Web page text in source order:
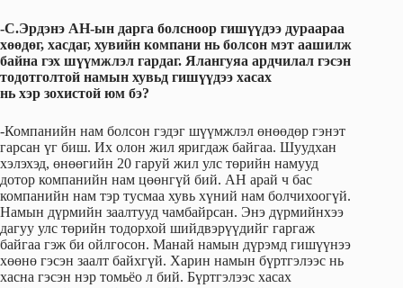
-С.Эрдэнэ АН-ын дарга болсноор гишүүдээ дураараа
хөөдөг, хасдаг, хувийн компани нь болсон мэт аашилж
байна гэх шүүмжлэл гардаг. Ялангуяа ардчилал гэсэн
тодотголтой намын хувьд гишүүдээ хасах
нь хэр зохистой юм бэ?
-Компанийн нам болсон гэдэг шүүмжлэл өнөөдөр гэнэт
гарсан үг биш. Их олон жил яригдаж байгаа. Шуудхан
хэлэхэд, өнөөгийн 20 гаруй жил улс төрийн намууд
дотор компанийн нам цөөнгүй бий. АН арай ч бас
компанийн нам тэр тусмаа хувь хүний нам болчихоогүй.
Намын дүрмийн заалтууд чамбайрсан. Энэ дүрмийнхээ
дагуу улс төрийн тодорхой шийдвэрүүдийг гаргаж
байгаа гэж би ойлгосон. Манай намын дүрэмд гишүүнээ
хөөнө гэсэн заалт байхгүй. Харин намын бүртгэлээс нь
хасна гэсэн нэр томьёо л бий. Бүртгэлээс хасах